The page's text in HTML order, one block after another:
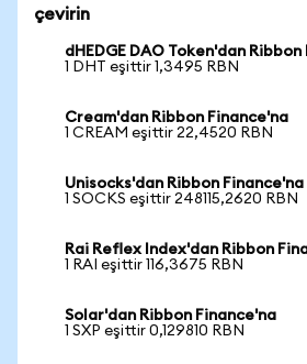
çevirin
dHEDGE DAO Token'dan
1 DHT eşittir 1,3495 RBN
Cream'dan Ribbon Finance'na
1 CREAM eşittir 22,4520 RBN
Unisocks'dan Ribbon Finance'na
1 SOCKS eşittir 248115,2620 RBN
Rai Reflex Index'dan Ribbon
1 RAI eşittir 116,3675 RBN
Solar'dan Ribbon Finance'na
1 SXP eşittir 0,129810 RBN